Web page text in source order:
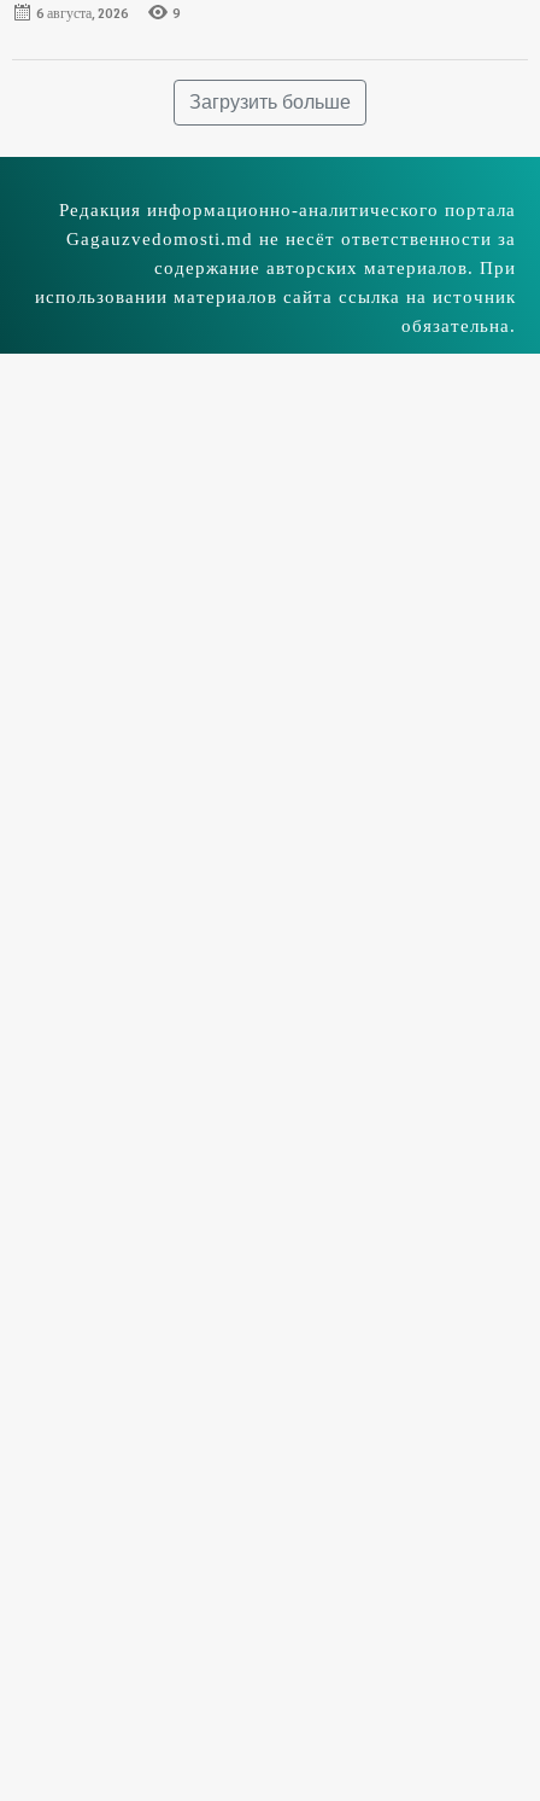
6 августа, 2026 9
Загрузить больше
Редакция информационно-аналитического портала
Gagauzvedomosti.md не несёт ответственности за
содержание авторских материалов. При
использовании материалов сайта ссылка на источник
обязательна.